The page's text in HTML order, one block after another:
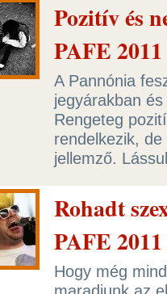
Pozitív és
PAFE 2011
A Pannónia
jegyárakban
Rengeteg
rendelkezik,
jellemző.
Rohadt
PAFE 2011
Hogy még